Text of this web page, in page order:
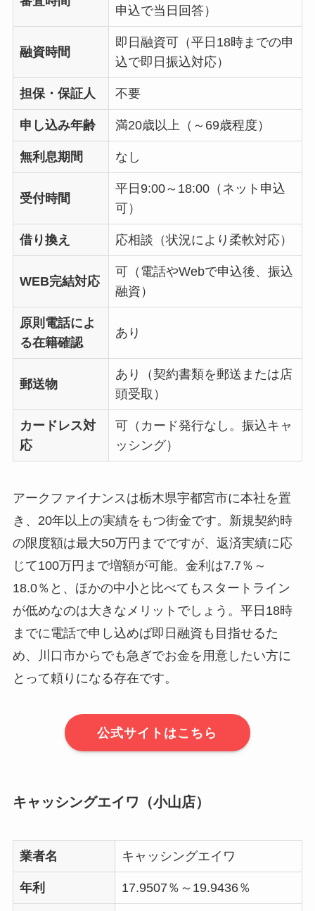
申込で当日回答）
融資時間
即日融資可（平日18時までの申
込で即日振込対応）
担保・保証人 不要
申し込み年齢 満20歳以上（～69歳程度）
無利息期間 なし
受付時間
平日9:00～18:00（ネット申込
可）
借り換え 応相談（状況により柔軟対応）
WEB完結対応
可（電話やWebで申込後、振込
融資）
原則電話によ
る在籍確認
あり
郵送物
あり（契約書類を郵送または店
頭受取）
カードレス対
応
可（カード発行なし。振込キャ
ッシング）
アークファイナンスは栃木県宇都宮市に本社を置
き、20年以上の実績をもつ街金です。新規契約時
の限度額は最大50万円までですが、返済実績に応
じて100万円まで増額が可能。金利は7.7％～
18.0％と、ほかの中小と比べてもスタートライン
が低めなのは大きなメリットでしょう。平日18時
までに電話で申し込めば即日融資も目指せるた
め、川口市からでも急ぎでお金を用意したい方に
とって頼りになる存在です。
公式サイトはこちら
キャッシングエイワ（小山店）
業者名 キャッシングエイワ
年利 17.9507％～19.9436％